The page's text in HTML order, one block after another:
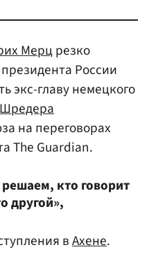
Мерцрезко
России
экс-главу немецкого
на переговорах
The Guardian.
кто говорит
другой»,
вАхене.